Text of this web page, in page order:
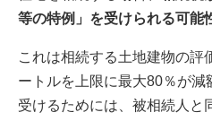
等の特例」を受けられる可能
これは相続する土地建物の評
ートルを上限に最大80％が
受けるためには、被相続人と